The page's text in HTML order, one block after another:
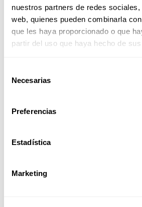
nuestros partners de redes
web, quienes pueden combinarla
que les haya proporcionado o que
partir del uso que haya hecho de
Necesarias
Preferencias
Estadística
Marketing
ANTERIOR
POST